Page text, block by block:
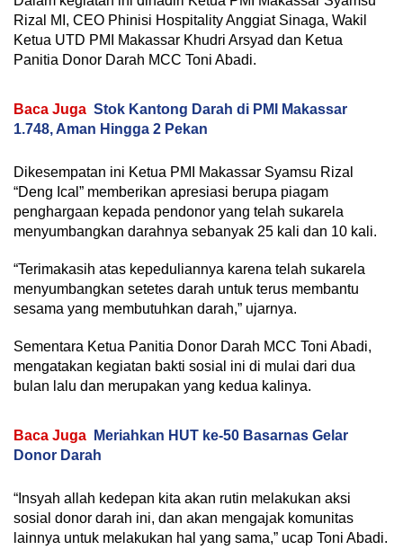
Rizal MI, CEO Phinisi Hospitality Anggiat Sinaga, Wakil
Ketua UTD PMI Makassar Khudri Arsyad dan Ketua
Panitia Donor Darah MCC Toni Abadi.
Baca Juga Stok Kantong Darah di PMI Makassar
1.748, Aman Hingga 2 Pekan
Dikesempatan ini Ketua PMI Makassar Syamsu Rizal
“Deng Ical” memberikan apresiasi berupa piagam
penghargaan kepada pendonor yang telah sukarela
menyumbangkan darahnya sebanyak 25 kali dan 10 kali.
“Terimakasih atas kepeduliannya karena telah sukarela
menyumbangkan setetes darah untuk terus membantu
sesama yang membutuhkan darah,” ujarnya.
Sementara Ketua Panitia Donor Darah MCC Toni Abadi,
mengatakan kegiatan bakti sosial ini di mulai dari dua
bulan lalu dan merupakan yang kedua kalinya.
Baca Juga
Meriahkan HUT ke-50 Basarnas Gelar
Donor Darah
“Insyah allah kedepan kita akan rutin melakukan aksi
sosial donor darah ini, dan akan mengajak komunitas
lainnya untuk melakukan hal yang sama,” ucap Toni Abadi.